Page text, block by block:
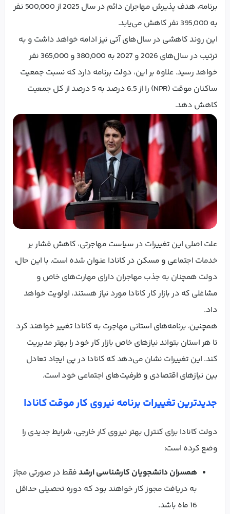
برنامه، هدف پذیرش مهاجران دائم در سال 2025 از 500,000 نفر
به 395,000 نفر کاهش می‌یابد.
این روند کاهشی در سال‌های آتی نیز ادامه خواهد داشت و به
ترتیب در سال‌های 2026 و 2027 به 380,000 و 365,000 نفر
خواهد رسید. علاوه بر این، دولت برنامه دارد که نسبت جمعیت
ساکنان موقت (NPR) را از 6.5 درصد به 5 درصد از کل جمعیت
کاهش دهد.
علت اصلی این تغییرات در سیاست مهاجرتی، کاهش فشار بر
خدمات اجتماعی و مسکن در کانادا عنوان شده است. با این حال،
دولت همچنان به جذب مهاجران دارای مهارت‌های خاص و
مشاغلی که در بازار کار کانادا مورد نیاز هستند، اولویت خواهد
داد.
همچنین، برنامه‌های استانی مهاجرت به کانادا تغییر خواهند کرد
تا هر استان بتواند نیازهای خاص بازار کار خود را بهتر مدیریت
کند. این تغییرات نشان می‌دهد که کانادا در پی ایجاد تعادل
بین نیازهای اقتصادی و ظرفیت‌های اجتماعی خود است.
جدیدترین تغییرات برنامه نیروی کار موقت کانادا
دولت کانادا برای کنترل بهتر نیروی کار خارجی، شرایط جدیدی را
وضع کرده است:
همسران دانشجویان کارشناسی ارشدفقط در صورتی مجاز
به دریافت مجوز کار خواهند بود که دوره تحصیلی حداقل
16 ماه باشد.